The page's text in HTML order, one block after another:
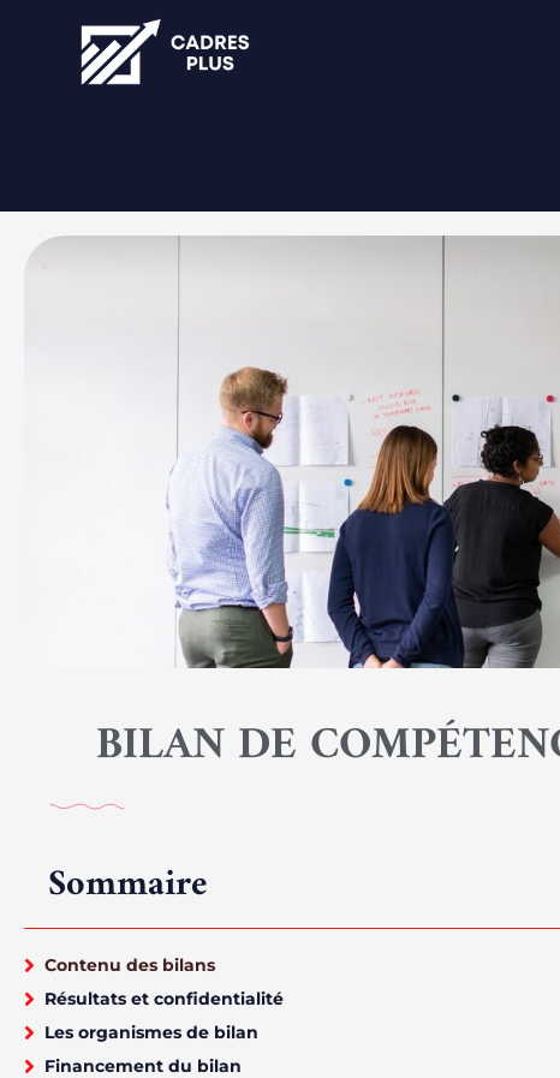
BILAN DE
Sommaire
Contenu des bilans
Résultats et confidentialité
Les organismes de bilan
Financement du bilan